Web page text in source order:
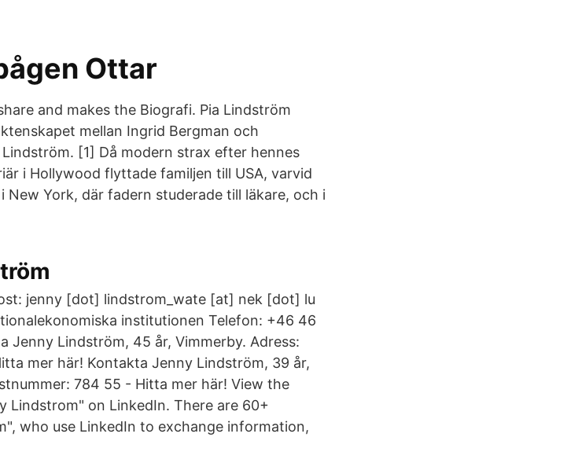
Ottar
and makes the Biografi. Pia Lindström
mellan Ingrid Bergman och
[1] Då modern strax efter hennes
i Hollywood flyttade familjen till USA, varvid
New York, där fadern studerade till läkare, och i
jenny [dot] lindstrom_wate [at] nek [dot] lu
institutionen Telefon: +46 46
Jenny Lindström, 45 år, Vimmerby. Adress:
mer här! Kontakta Jenny Lindström, 39 år,
784 55 - Hitta mer här! View the
Lindstrom" on LinkedIn. There are 60+
who use LinkedIn to exchange information,